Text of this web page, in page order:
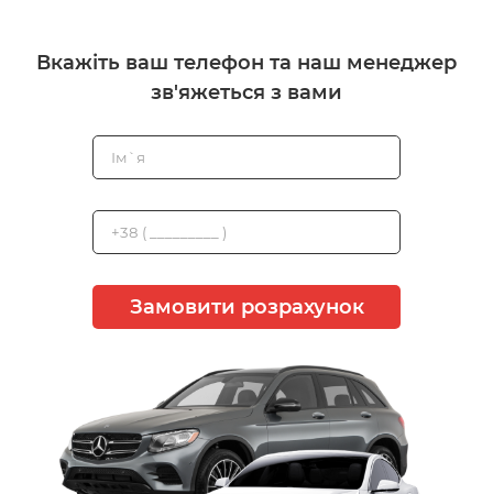
Вкажіть ваш телефон та наш менеджер
зв'яжеться з вами
Замовити розрахунок